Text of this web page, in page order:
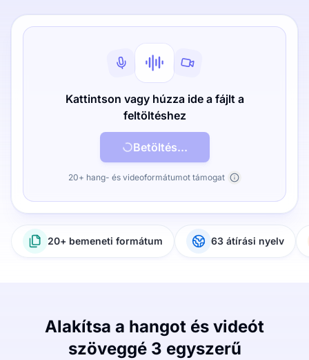
Kattintson vagy húzza ide a fájlt a
feltöltéshez
Betöltés...
20+ hang- és videoformátumot támogat
20+ bemeneti formátum 63 átírási nyelv
Alakítsa a hangot és videót
szöveggé 3 egyszerű